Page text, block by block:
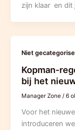
zijn klaar en dit
Niet
bij het
Manager Zone /6
Voor het
introduceren